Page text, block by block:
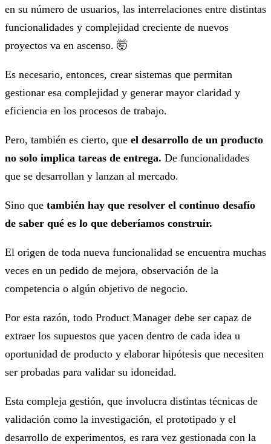
en su número de usuarios, las interrelaciones entre distintas
funcionalidades y complejidad creciente de nuevos
proyectos va en ascenso. 🤯
Es necesario, entonces, crear sistemas que permitan
gestionar esa complejidad y generar mayor claridad y
eficiencia en los procesos de trabajo.
Pero, también es cierto, que el desarrollo de un producto
no solo implica tareas de entrega. De funcionalidades
que se desarrollan y lanzan al mercado.
Sino que también hay que resolver el continuo desafío
de saber qué es lo que deberíamos construir.
El origen de toda nueva funcionalidad se encuentra muchas
veces en un pedido de mejora, observación de la
competencia o algún objetivo de negocio.
Por esta razón, todo Product Manager debe ser capaz de
extraer los supuestos que yacen dentro de cada idea u
oportunidad de producto y elaborar hipótesis que necesiten
ser probadas para validar su idoneidad.
Esta compleja gestión, que involucra distintas técnicas de
validación como la investigación, el prototipado y el
desarrollo de experimentos, es rara vez gestionada con la